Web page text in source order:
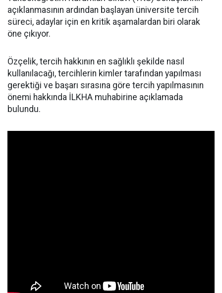
açıklanmasının ardından başlayan üniversite tercih
süreci, adaylar için en kritik aşamalardan biri olarak
öne çıkıyor.
Özçelik, tercih hakkının en sağlıklı şekilde nasıl
kullanılacağı, tercihlerin kimler tarafından yapılması
gerektiği ve başarı sırasına göre tercih yapılmasının
önemi hakkında İLKHA muhabirine açıklamada
bulundu.